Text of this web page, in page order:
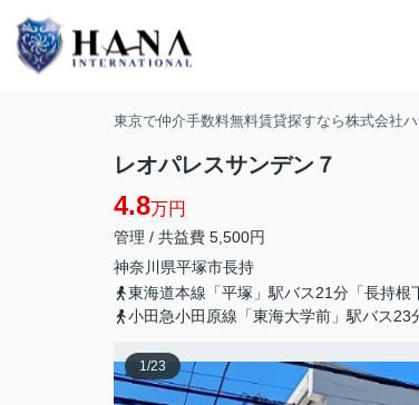
東京で仲介手数料無料賃貸探すなら株式会社
レオパレスサンデン７
4.8万円
管理 / 共益費 5,500円
神奈川県平塚市長持
東海道本線「平塚」駅バス21分「長持根
小田急小田原線「東海大学前」駅バス
1/23